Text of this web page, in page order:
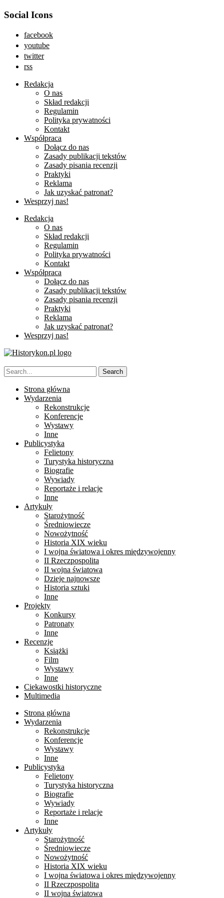
Social Icons
facebook
youtube
twitter
rss
Redakcja
O nas
Skład redakcji
Regulamin
Polityka prywatności
Kontakt
Współpraca
Dołącz do nas
Zasady publikacji tekstów
Zasady pisania recenzji
Praktyki
Reklama
Jak uzyskać patronat?
Wesprzyj nas!
Redakcja
O nas
Skład redakcji
Regulamin
Polityka prywatności
Kontakt
Współpraca
Dołącz do nas
Zasady publikacji tekstów
Zasady pisania recenzji
Praktyki
Reklama
Jak uzyskać patronat?
Wesprzyj nas!
Strona główna
Wydarzenia
Rekonstrukcje
Konferencje
Wystawy
Inne
Publicystyka
Felietony
Turystyka historyczna
Biografie
Wywiady
Reportaże i relacje
Inne
Artykuły
Starożytność
Średniowiecze
Nowożytność
Historia XIX wieku
I wojna światowa i okres międzywojenny
II Rzeczpospolita
II wojna światowa
Dzieje najnowsze
Historia sztuki
Inne
Projekty
Konkursy
Patronaty
Inne
Recenzje
Książki
Film
Wystawy
Inne
Ciekawostki historyczne
Multimedia
Strona główna
Wydarzenia
Rekonstrukcje
Konferencje
Wystawy
Inne
Publicystyka
Felietony
Turystyka historyczna
Biografie
Wywiady
Reportaże i relacje
Inne
Artykuły
Starożytność
Średniowiecze
Nowożytność
Historia XIX wieku
I wojna światowa i okres międzywojenny
II Rzeczpospolita
II wojna światowa